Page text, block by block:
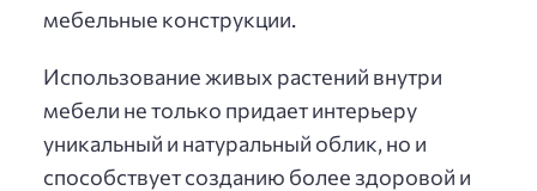
мебельные конструкции.
Использование живых растений внутри
мебели не только придает интерьеру
уникальный и натуральный облик, но и
способствует созданию более здоровой и